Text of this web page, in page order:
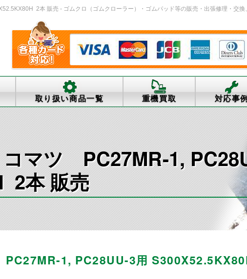
2本 販売 - ゴムクロ（ゴムクローラー）・ゴムパッド等の販売・出張修理・交換
取り扱い商品一覧 重機買取 対応事
マツ PC27MR-1,
2本 販売
1, PC28UU-3用